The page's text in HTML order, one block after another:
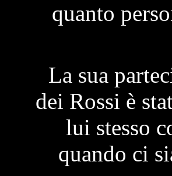
quanto
La sua
dei Rossi è
lui stesso
quando ci